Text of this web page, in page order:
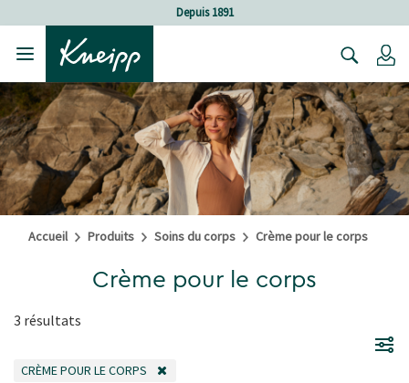
Sauter au contenu du pied de page
Depuis 1891
Accueil Produits Soins du corps Crème pour le corps
Crème pour le corps
3 résultats
CRÈME POUR LE CORPS